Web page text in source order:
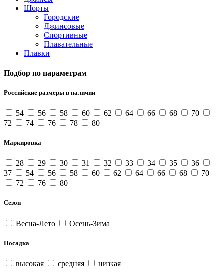
Шорты
Городские
Джинсовые
Спортивные
Плавательные
Плавки
Подбор по параметрам
Российские размеры в наличии
54 56 58 60 62 64 66 68
70
72
74 76 78 80
Маркировка
28 29 30 31 32 33 34 35
36
37
54 56 58 60 62 64 66 68
70
72
76 80
Сезон
Весна-Лето Осень-Зима
Посадка
высокая средняя низкая